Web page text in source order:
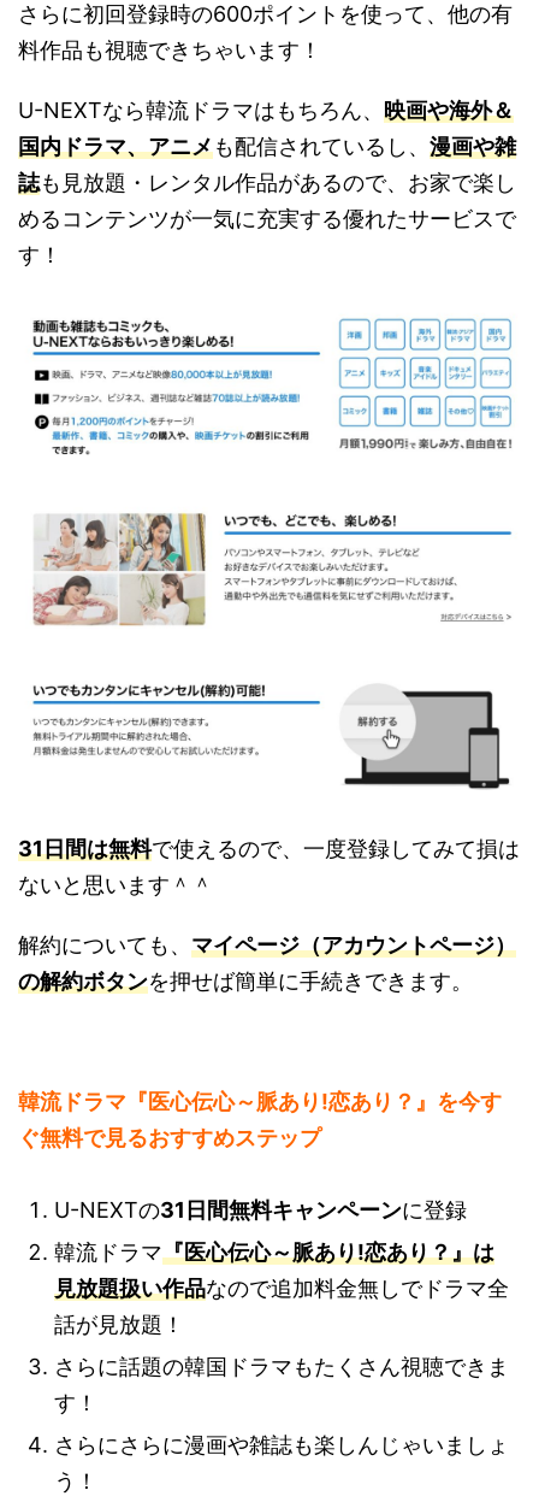
さらに初回登録時の600ポイントを使って、他の有
料作品も視聴できちゃいます！
U-NEXTなら韓流ドラマはもちろん、 映画や海外＆
国内ドラマ、アニメも配信されているし、 漫画や雑
誌も見放題・レンタル作品があるので、お家で楽し
めるコンテンツが一気に充実する優れたサービスで
す！
31日間は無料で使えるので、一度登録してみて損は
ないと思います＾＾
解約についても、 マイページ（アカウントページ）
の解約ボタンを押せば簡単に手続きできます。
韓流ドラマ『医心伝心～脈あり!恋あり？』を今す
ぐ無料で見るおすすめステップ
U-NEXTの31日間無料キャンペーンに登録
韓流ドラマ『医心伝心～脈あり!恋あり？』は
見放題扱い作品なので追加料金無しでドラマ全
話が見放題！
さらに話題の韓国ドラマもたくさん視聴できま
す！
さらにさらに漫画や雑誌も楽しんじゃいましょ
う！